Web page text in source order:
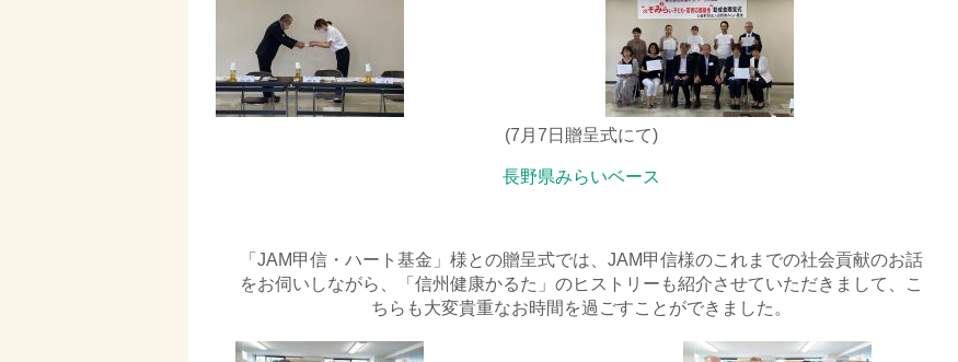
(7月7日贈呈式にて)
長野県みらいベース
「JAM甲信・ハート基金」様との贈呈式では、JAM甲信様のこれまでの社会貢献のお話
をお伺いしながら、「信州健康かるた」のヒストリーも紹介させていただきまして、こ
ちらも大変貴重なお時間を過ごすことができました。